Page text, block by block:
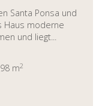
Santa Ponsa und
Haus moderne
und liegt...
m2